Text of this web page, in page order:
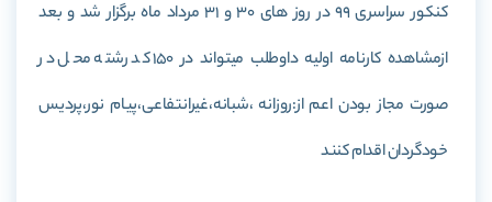
کنکور سراسری 99 در روز های 30 و 31 مرداد ماه برگزار شد و بعد
ازمشاهده کارنامه اولیه داوطلب میتواند در 150 کد رشته محل در
صورت مجاز بودن اعم از:روزانه ،شبانه،غیرانتفاعی،پیام نور،پردیس
خودگردان اقدام کنند